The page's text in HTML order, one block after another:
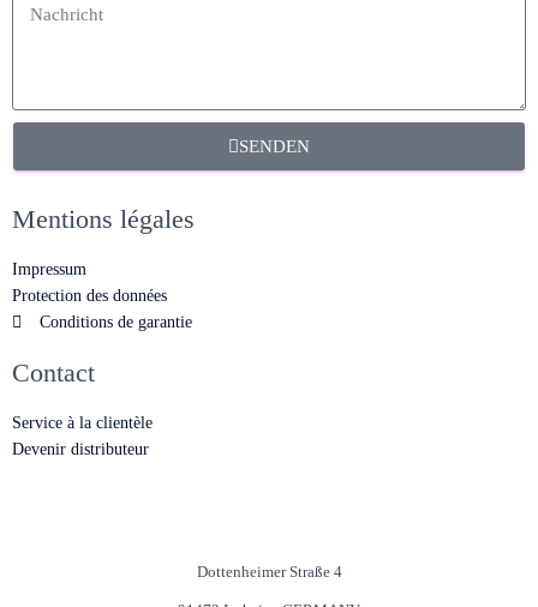
SENDEN
Mentions légales
Impressum
Protection des données
Conditions de garantie
Contact
Service à la clientèle
Devenir distributeur
Dottenheimer Straße 4